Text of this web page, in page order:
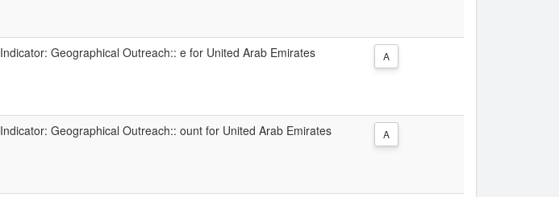
Indicator: Geographical Outreach:: e for United Arab Emirates A
Indicator: Geographical Outreach:: ount for United Arab Emirates A